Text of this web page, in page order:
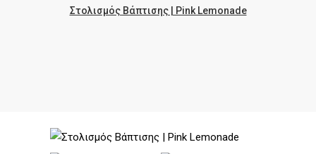
Στολισμός Βάπτισης | Pink Lemonade